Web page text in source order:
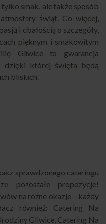
smak, ale także sposób
świąt. Co więcej,
i dbałością o szczegóły,
pięknym i smakowitym
Gliwice to gwarancja
dzięki której święta będą
bliskich.
sprawdzonego cateringu
pozostałe propozycje!
na różne okazje – każdy
również: Catering Na
Gliwice Catering Na